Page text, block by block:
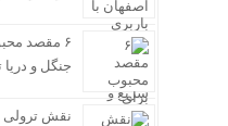
۶ مقصد
جنگل و دریا
نقش ترولی